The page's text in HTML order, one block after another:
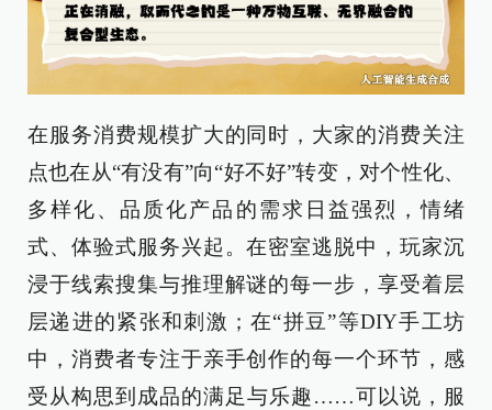
在服务消费规模扩大的同时，大家的消费关注
点也在从“有没有”向“好不好”转变，对个性化、
多样化、品质化产品的需求日益强烈，情绪
式、体验式服务兴起。在密室逃脱中，玩家沉
浸于线索搜集与推理解谜的每一步，享受着层
层递进的紧张和刺激；在“拼豆”等DIY手工坊
中，消费者专注于亲手创作的每一个环节，感
受从构思到成品的满足与乐趣……可以说，服